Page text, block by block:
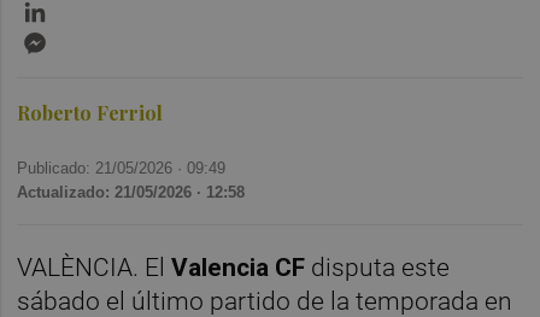
Roberto Ferriol
Publicado: 21/05/2026 ·09:49
Actualizado: 21/05/2026 · 12:58
VALÈNCIA. El Valencia CF disputa este
sábado el último partido de la temporada en